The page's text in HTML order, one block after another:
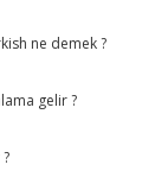
ne demek ?
gelir ?